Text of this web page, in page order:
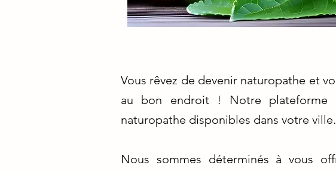
Vous rêvez de devenir naturopathe et
au bon endroit ! Notre plateforme
naturopathe disponibles dans votre ville.
Nous sommes déterminés à vous